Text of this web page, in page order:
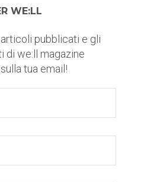
WE:LL
pubblicati e gli
di we:ll magazine
tua email!